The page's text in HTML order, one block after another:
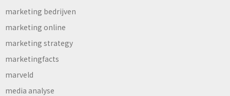
marketing bedrijven
marketing online
marketing strategy
marketingfacts
marveld
media analyse